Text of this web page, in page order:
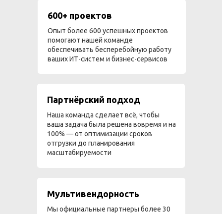
600+ проектов
Опыт более 600 успешных проектов
помогают нашей команде
обеспечивать бесперебойную работу
ваших ИТ-систем и бизнес-сервисов
Мультивендорность
Мы официальные партнеры более 30
Партнёрский подход
Наша команда сделает всё, чтобы
ваша задача была решена вовремя и на
100% — от оптимизации сроков
отгрузки до планирования
масштабируемости